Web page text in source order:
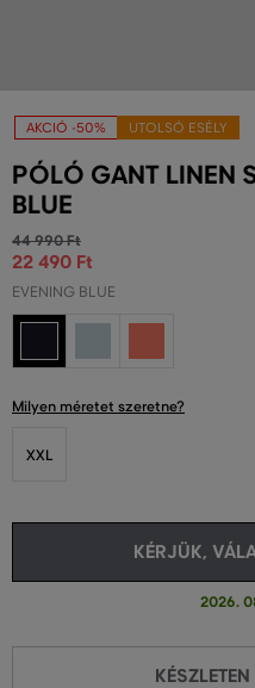
AKCIÓ -50% UTOLSÓ ESÉLY
PÓLÓ GANT LINEN
BLUE
44 990 Ft
22 490 Ft
EVENING BLUE
Milyen méretet szeretne?
XXL
KÉRJÜK,
2026.